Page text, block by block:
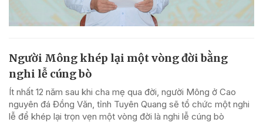
Người Mông khép lại một vòng đời bằng
nghi lễ cúng bò
Ít nhất 12 năm sau khi cha mẹ qua đời, người Mông ở Cao
nguyên đá Đồng Văn, tỉnh Tuyên Quang sẽ tổ chức một nghi
lễ để khép lại trọn vẹn một vòng đời là nghi lễ cúng bò